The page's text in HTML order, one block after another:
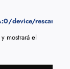
device/rescan
mostrará el